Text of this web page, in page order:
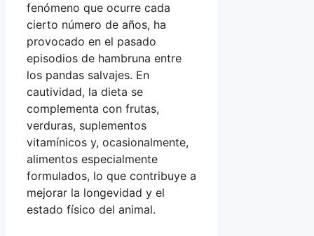
fenómeno que ocurre cada
cierto número de años, ha
provocado en el pasado
episodios de hambruna entre
los pandas salvajes. En
cautividad, la dieta se
complementa con frutas,
verduras, suplementos
vitamínicos y, ocasionalmente,
alimentos especialmente
formulados, lo que contribuye a
mejorar la longevidad y el
estado físico del animal.